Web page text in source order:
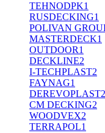
TEHNODPK1
RUSDECKING1
POLIVAN
MASTERDECK1
OUTDOOR1
DECKLINE2
I-TECHPLAST2
FAYNAG1
DEREVOPLAST2
CM DECKING2
WOODVEX2
TERRAPOL1